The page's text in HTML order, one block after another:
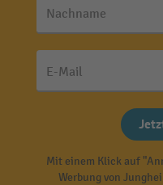
Nachname
E-Mail
Mit einem Klick auf
Werbung von